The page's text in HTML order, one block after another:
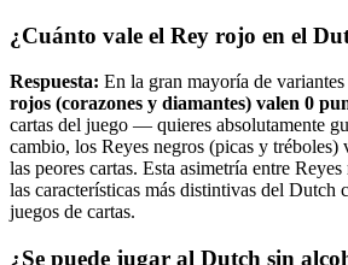
¿Cuánto vale el Rey rojo en el
Respuesta: En la gran mayoría de
rojos (corazones y diamantes) valen 0
cartas del juego — quieres absolutamente
cambio, los Reyes negros (picas y tréboles)
las peores cartas. Esta asimetría entre
las características más distintivas del Dutch
juegos de cartas.
¿Se puede jugar al Dutch sin